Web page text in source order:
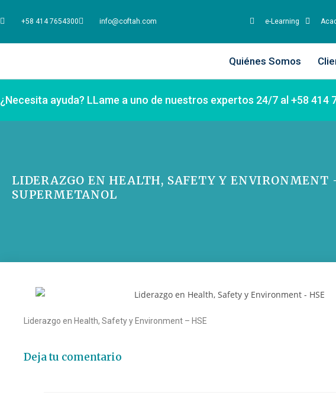
+58 414 7654300 info@coftah.com e-Learning
Quiénes Somos
¿Necesita ayuda? LLame a uno de nuestros expertos 24/7 al +58 414
LIDERAZGO EN HEALTH, SAFETY Y ENVIRONMENT
SUPERMETANOL
Liderazgo en Health, Safety y Environment – HSE
Deja tu comentario